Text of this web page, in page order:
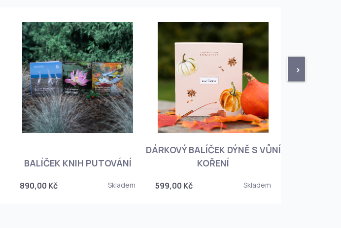
>
BALÍČEK KNIH PUTOVÁNÍ
890,00 Kč Skladem
DÁRKOVÝ BALÍČEK DÝNĚ S VŮNÍ
KOŘENÍ
599,00 Kč Skladem